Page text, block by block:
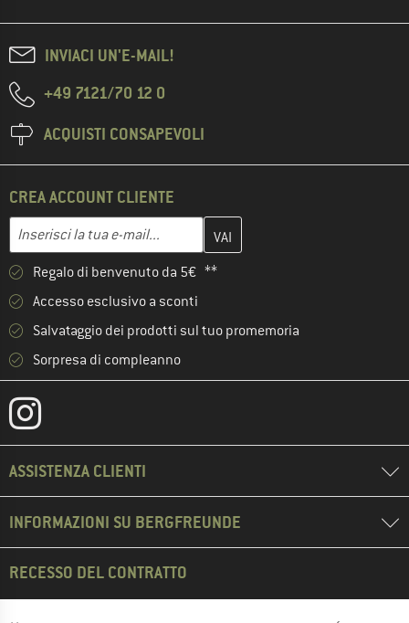
INVIACI UN'E-MAIL!
+49 7121/70 12 0
ACQUISTI CONSAPEVOLI
CREA ACCOUNT CLIENTE
Indirizzo e-mail
Inserisci qui il tuo indirizzo e-mail e crea il tuo account cliente
Regalo di benvenuto da 5€ **
Accesso esclusivo a sconti
Salvataggio dei prodotti sul tuo promemoria
Sorpresa di compleanno
ASSISTENZA CLIENTI
INFORMAZIONI SU BERGFREUNDE
RECESSO DEL CONTRATTO